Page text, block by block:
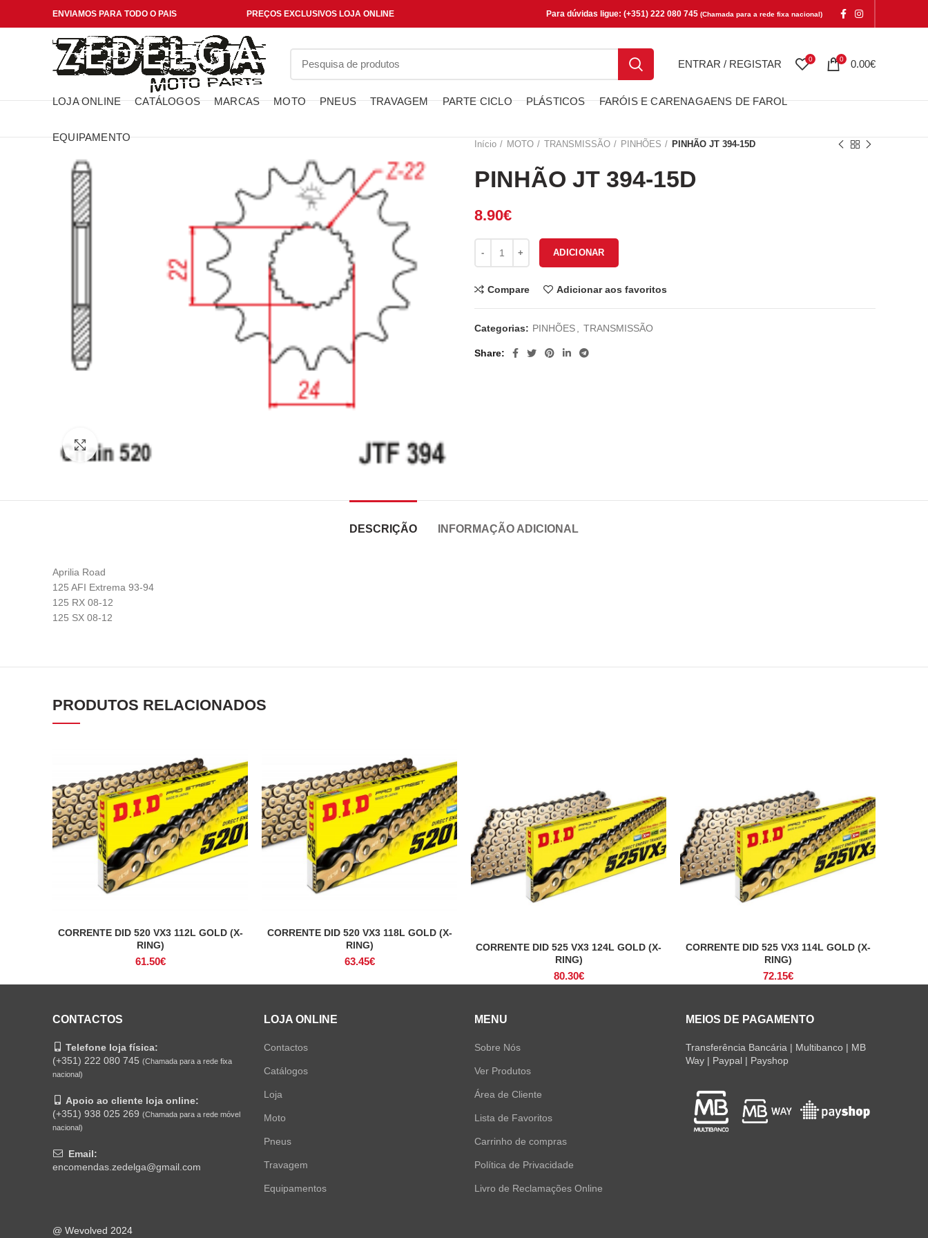
ENVIAMOS PARA TODO O PAIS PREÇOS EXCLUSIVOS LOJA ONLINE Para dúvidas ligue: (+351) 222 080 745 (Chamada para a rede fixa nacional)
ENTRAR / REGISTAR 0 0 0.00€
LOJA ONLINE CATÁLOGOS MARCAS MOTO PNEUS TRAVAGEM PARTE CICLO PLÁSTICOS FARÓIS E CARENAGAENS DE FAROL
EQUIPAMENTO
Click to enlarge
Início MOTO TRANSMISSÃO PINHÕES PINHÃO JT 394-15D
PINHÃO JT 394-15D
8.90€
ADICIONAR
Compare Adicionar aos favoritos
Categorias: PINHÕES TRANSMISSÃO
Share
DESCRIÇÃO INFORMAÇÃO ADICIONAL
Aprilia Road
125 AFI Extrema 93-94
125 RX 08-12
125 SX 08-12
PRODUTOS RELACIONADOS
ADICIONAR
CORRENTE DID 520 VX3 112L GOLD (X-
RING)
61.50€
ADICIONAR
CORRENTE DID 520 VX3 118L GOLD (X-
RING)
63.45€
ADICIONAR
CORRENTE DID 525 VX3 124L GOLD (X-
RING)
80.30€
ADICIONAR
CORRENTE DID 525 VX3 114L GOLD (X-
RING)
72.15€
CONTACTOS
Telefone loja física:
(+351) 222 080 745 (Chamada para a rede fixa
nacional)
Apoio ao cliente loja online:
(+351) 938 025 269 (Chamada para a rede móvel
nacional)
Email:
encomendas.zedelga@gmail.com
LOJA ONLINE
Contactos
Catálogos
Loja
Moto
Pneus
Travagem
Equipamentos
MENU
Sobre Nós
Ver Produtos
Área de Cliente
Lista de Favoritos
Carrinho de compras
Política de Privacidade
Livro de Reclamações Online
MEIOS DE PAGAMENTO
Transferência Bancária | Multibanco | MB
Way | Paypal | Payshop
@ Wevolved 2024